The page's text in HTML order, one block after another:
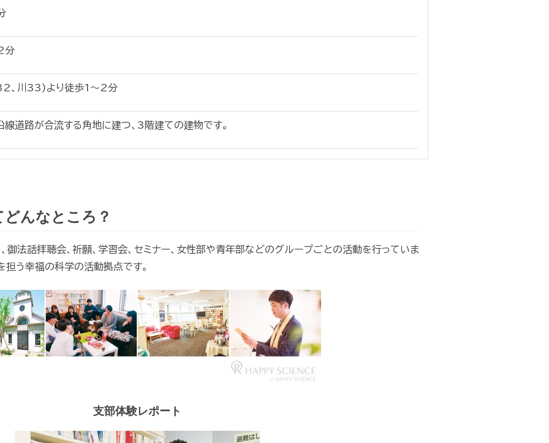
分
、川33)より徒歩1〜2分
道路が合流する角地に建つ、3階建ての建物です。
んなところ？
御法話拝聴会、祈願、学習会、セミナー、女性部や青年部などのグループごとの活動を行っていま
担う幸福の科学の活動拠点です。
支部体験レポート